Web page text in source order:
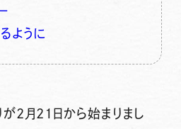
ように
2月21日から始まりまし